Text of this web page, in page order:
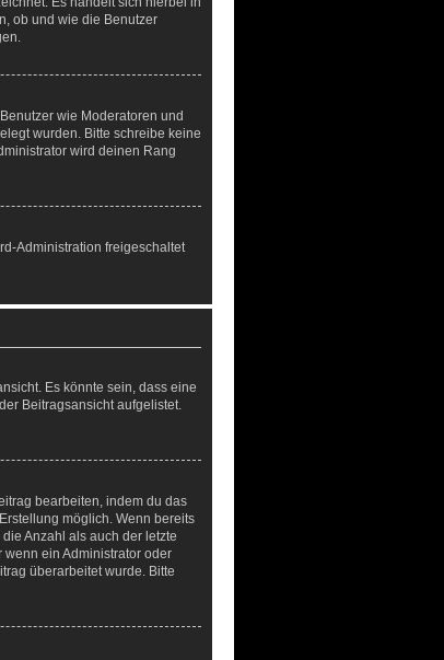
ob und wie die Benutzer
wie Moderatoren und
wurden. Bitte schreibe keine
wird deinen Rang
Administration freigeschaltet
Es könnte sein, dass eine
Beitragsansicht aufgelistet.
bearbeiten, indem du das
möglich. Wenn bereits
Anzahl als auch der letzte
ein Administrator oder
überarbeitet wurde. Bitte